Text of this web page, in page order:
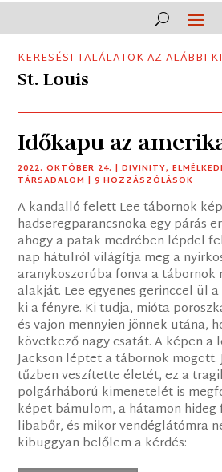
KERESÉSI TALÁLATOK AZ ALÁBBI
St. Louis
Időkapu az
2022. OKTÓBER 24. |DIVINITY,
TÁRSADALOM | 9 HOZZÁSZÓLÁSOK
A kandalló felett Lee tábornok
hadseregparancsnoka egy párás
ahogy a patak medrében lépdel
nap hátulról világítja meg a
aranykoszorúba fonva a tábornok
alakját. Lee egyenes gerinccel ül
ki a fényre. Ki tudja, mióta
és vajon mennyien jönnek utána,
következő nagy csatát. A képen a
Jackson léptet a tábornok mögött.
tűzben veszítette életét, ez a
polgárháború kimenetelét is
képet bámulom, a hátamon
libabőr, és mikor vendéglátómra
kibuggyan belőlem a kérdés: